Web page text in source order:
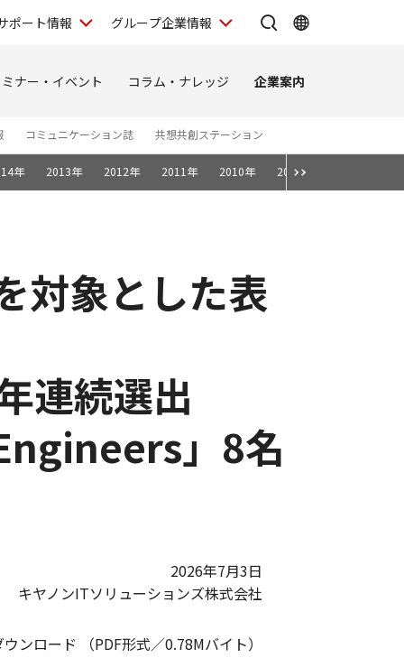
ポート情報 グループ企業情報
ナー・イベント コラム・ナレッジ 企業案内
コミュニケーション誌 共想共創ステーション
年 2013年 2012年 2011年 2010年 2009年
対象とした表
連続選出
」8名
2026年7月3日
キヤノンITソリューションズ株式会社
ンロード （PDF形式／0.78Mバイト）